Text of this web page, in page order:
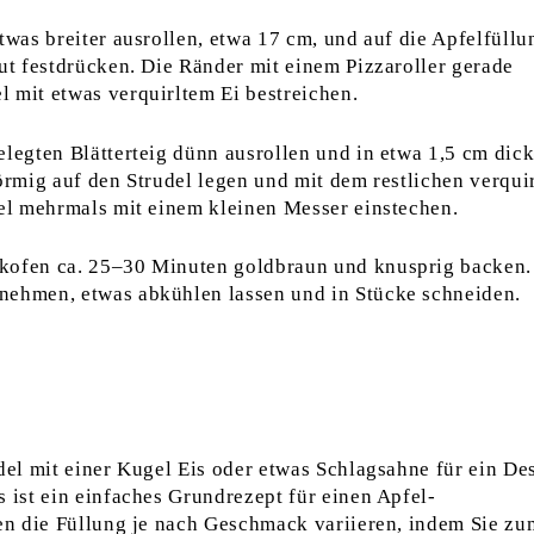
breiter ausrollen, etwa 17 cm, und auf die
festdrücken. Die Ränder mit einem Pizzaroller gerade
mit etwas verquirltem Ei bestreichen.
Blätterteig dünn ausrollen und in etwa 1,5 cm
auf den Strudel legen und mit dem restlichen
mehrmals mit einem kleinen Messer einstechen.
ca. 25–30 Minuten goldbraun und knusprig backen.
etwas abkühlen lassen und in Stücke schneiden.
mit einer Kugel Eis oder etwas Schlagsahne für ein
ist ein einfaches Grundrezept für einen Apfel-
die Füllung je nach Geschmack variieren, indem Sie